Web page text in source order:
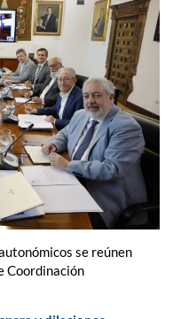
se reúnen
Coordinación